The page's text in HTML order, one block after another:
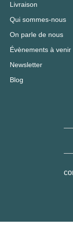
Livraison
Qui sommes-nous
On parle de nous
Évènements à venir
Newsletter
Blog